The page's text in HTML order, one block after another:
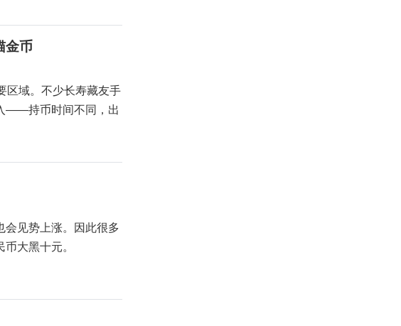
金币
区域。不少长寿藏友手
——持币时间不同，出
会见势上涨。因此很多
大黑十元。